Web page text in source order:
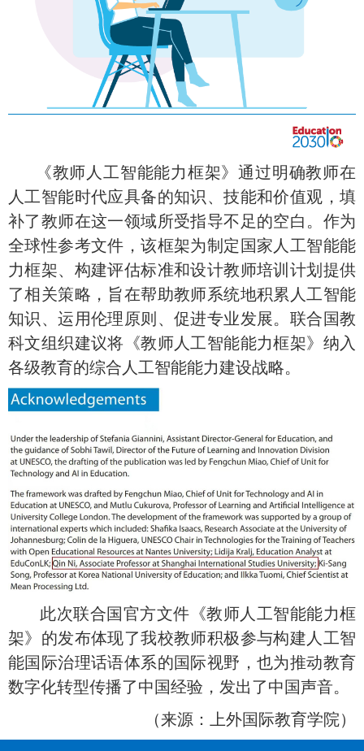
《教师人工智能能力框架》通过明确教师在
人工智能时代应具备的知识、技能和价值观，填
补了教师在这一领域所受指导不足的空白。作为
全球性参考文件，该框架为制定国家人工智能能
力框架、构建评估标准和设计教师培训计划提供
了相关策略， 旨在帮助教师系统地积累人工智能
知识、运用伦理原则、促进专业发展。 联合国教
科文组织建议将《教师人工智能能力框架》纳入
各级教育的综合人工智能能力建设战略。
此次联合国官方文件 《教师人工智能能力框
架》 的发布体现了我校教师积极参与构建人工智
能国际治理话语体系的国际视野，也为推动教育
数字化转型传播了中国经验，发出了中国声音。
（来源：上外国际教育学院）